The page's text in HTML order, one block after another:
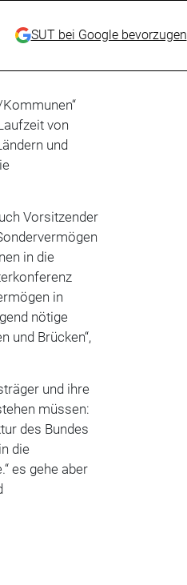
SUT bei Google bevorzugen
von
und
Vorsitzender
in die
in
nötige
und Brücken“,
und ihre
müssen:
des Bundes
die
es gehe aber